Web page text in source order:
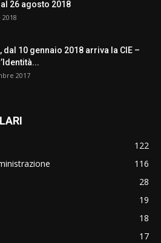
al 26 agosto 2018
dal 10 gennaio 2018 arriva la CIE –
2017
122
116
28
19
18
17